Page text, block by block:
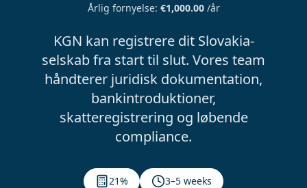
Årlig fornyelse: €1,000.00 /år
KGN kan registrere dit Slovakia-
selskab fra start til slut. Vores team
håndterer juridisk dokumentation,
bankintroduktioner,
skatteregistrering og løbende
compliance.
21%
3–5 weeks